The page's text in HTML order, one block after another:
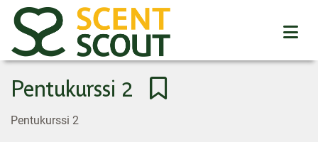
Pentukurssi 2
Pentukurssi 2